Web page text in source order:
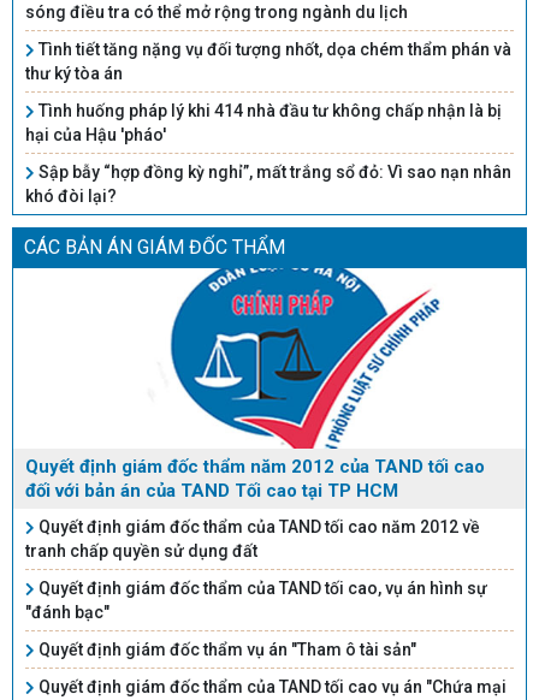
sóng điều tra có thể mở rộng trong ngành du lịch
Tình tiết tăng nặng vụ đối tượng nhốt, dọa chém thẩm phán và
thư ký tòa án
Tình huống pháp lý khi 414 nhà đầu tư không chấp nhận là bị
hại của Hậu 'pháo'
Sập bẫy “hợp đồng kỳ nghỉ”, mất trắng sổ đỏ: Vì sao nạn nhân
khó đòi lại?
CÁC BẢN ÁN GIÁM ĐỐC THẨM
Quyết định giám đốc thẩm năm 2012 của TAND tối cao
đối với bản án của TAND Tối cao tại TP HCM
Quyết định giám đốc thẩm của TAND tối cao năm 2012 về
tranh chấp quyền sử dụng đất
Quyết định giám đốc thẩm của TAND tối cao, vụ án hình sự
"đánh bạc"
Quyết định giám đốc thẩm vụ án "Tham ô tài sản"
Quyết định giám đốc thẩm của TAND tối cao vụ án "Chứa mại